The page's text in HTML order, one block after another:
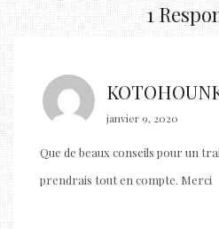
1
janvier 9, 2020
Que de beaux conseils pour un
prendrais tout en compte. Merci